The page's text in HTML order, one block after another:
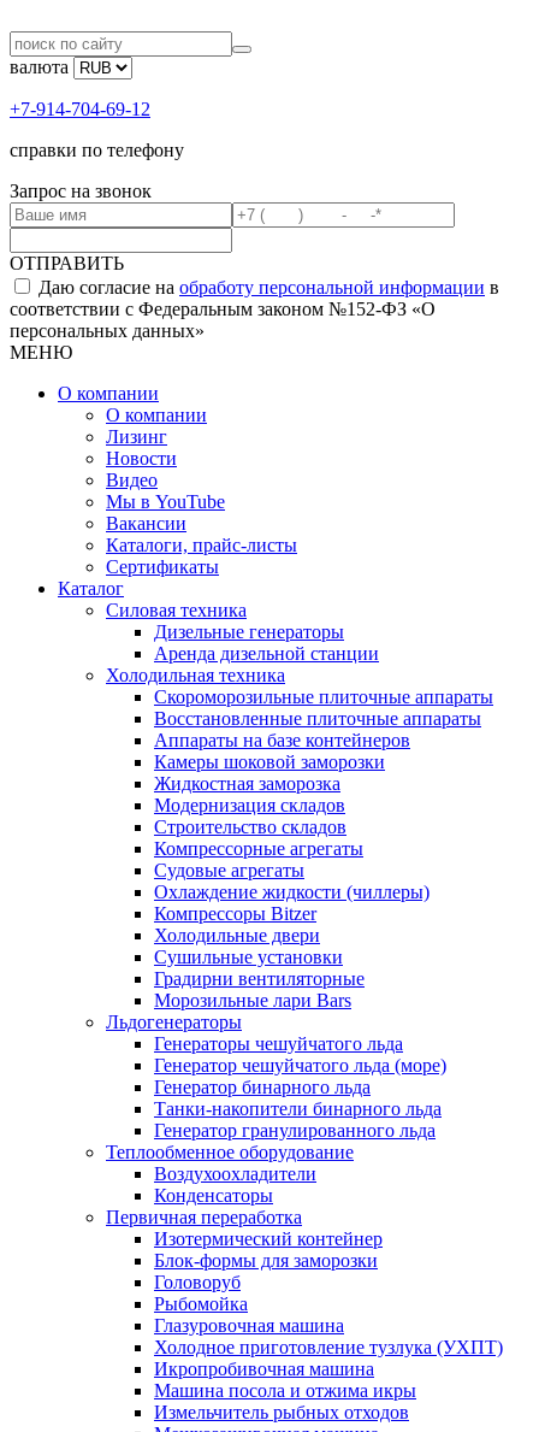
валюта
+7-914-704-69-12
справки по телефону
Запрос на звонок
ОТПРАВИТЬ
Даю согласие на обработу персональной информации в
соответствии с Федеральным законом №152-ФЗ «О
персональных данных»
МЕНЮ
О компании
О компании
Лизинг
Новости
Видео
Мы в YouTube
Вакансии
Каталоги, прайс-листы
Сертификаты
Каталог
Силовая техника
Дизельные генераторы
Аренда дизельной станции
Холодильная техника
Cкороморозильные плиточные аппараты
Восстановленные плиточные аппараты
Аппараты на базе контейнеров
Камеры шоковой заморозки
Жидкостная заморозка
Модернизация складов
Строительство складов
Компрессорные агрегаты
Судовые агрегаты
Охлаждение жидкости (чиллеры)
Компрессоры Bitzer
Холодильные двери
Сушильные установки
Градирни вентиляторные
Морозильные лари Bars
Льдогенераторы
Генераторы чешуйчатого льда
Генератор чешуйчатого льда (море)
Генератор бинарного льда
Танки-накопители бинарного льда
Генератор гранулированного льда
Теплообменное оборудование
Воздухоохладители
Конденсаторы
Первичная переработка
Изотермический контейнер
Блок-формы для заморозки
Головоруб
Рыбомойка
Глазуровочная машина
Холодное приготовление тузлука (УХПТ)
Икропробивочная машина
Машина посола и отжима икры
Измельчитель рыбных отходов